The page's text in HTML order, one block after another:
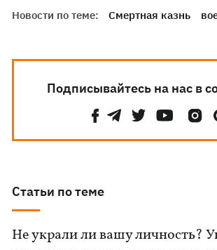
Новости по теме: Смертная казнь
Подписывайтесь на нас в
Статьи по теме
Не украли ли вашу личность?